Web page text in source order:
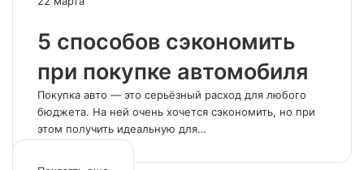
5 способов сэкономить
при покупке автомобиля
Покупка авто — это серьёзный расход для любого
бюджета. На ней очень хочется сэкономить, но при
этом получить идеальную для…